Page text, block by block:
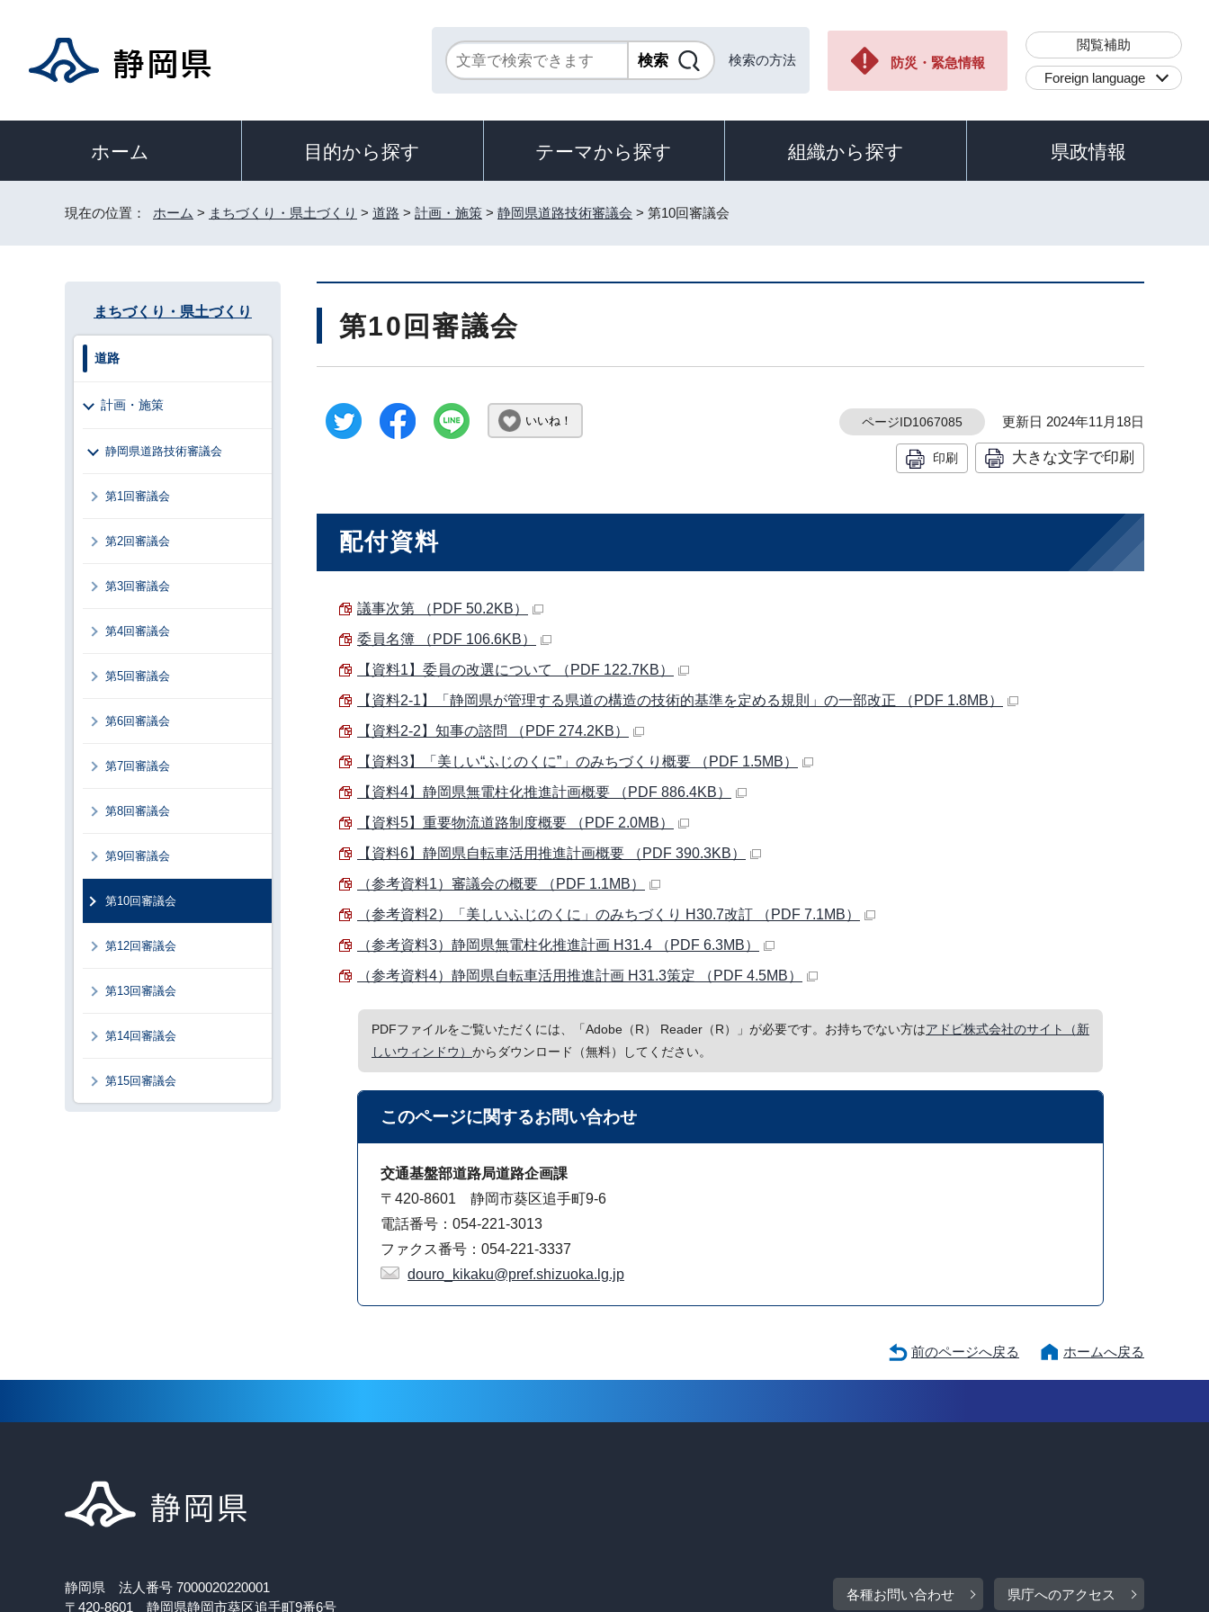
検索の方法 防災・緊急情報
閲覧補助
Foreign language
ホーム 目的から探す テーマから探す 組織から探す 県政情報
現在の位置： ホーム > まちづくり・県土づくり > 道路 > 計画・施策 > 静岡県道路技術審議会 > 第10回審議会
第10回審議会
いいね！ ページID1067085 更新日 2024年11月18日
印刷 大きな文字で印刷
配付資料
議事次第 （PDF 50.2KB）
委員名簿 （PDF 106.6KB）
【資料1】委員の改選について （PDF 122.7KB）
【資料2-1】「静岡県が管理する県道の構造の技術的基準を定める規則」の一部改正 （PDF 1.8MB）
【資料2-2】知事の諮問 （PDF 274.2KB）
【資料3】「美しい“ふじのくに”」のみちづくり概要 （PDF 1.5MB）
【資料4】静岡県無電柱化推進計画概要 （PDF 886.4KB）
【資料5】重要物流道路制度概要 （PDF 2.0MB）
【資料6】静岡県自転車活用推進計画概要 （PDF 390.3KB）
（参考資料1）審議会の概要 （PDF 1.1MB）
（参考資料2）「美しいふじのくに」のみちづくり H30.7改訂 （PDF 7.1MB）
（参考資料3）静岡県無電柱化推進計画 H31.4 （PDF 6.3MB）
（参考資料4）静岡県自転車活用推進計画 H31.3策定 （PDF 4.5MB）
PDFファイルをご覧いただくには、「Adobe（R） Reader（R）」が必要です。お持ちでない方はアドビ株式会社のサイト（新
しいウィンドウ） からダウンロード（無料）してください。
このページに関するお問い合わせ
交通基盤部道路局道路企画課
〒420-8601 静岡市葵区追手町9-6
電話番号：054-221-3013
ファクス番号：054-221-3337
douro_kikaku@pref.shizuoka.lg.jp
まちづくり・県土づくり
道路
計画・施策
静岡県道路技術審議会
第1回審議会
第2回審議会
第3回審議会
第4回審議会
第5回審議会
第6回審議会
第7回審議会
第8回審議会
第9回審議会
第10回審議会
第12回審議会
第13回審議会
第14回審議会
第15回審議会
前のページへ戻る ホームへ戻る
静岡県 法人番号 7000020220001
〒420-8601 静岡県静岡市葵区追手町9番6号
各種お問い合わせ 県庁へのアクセス